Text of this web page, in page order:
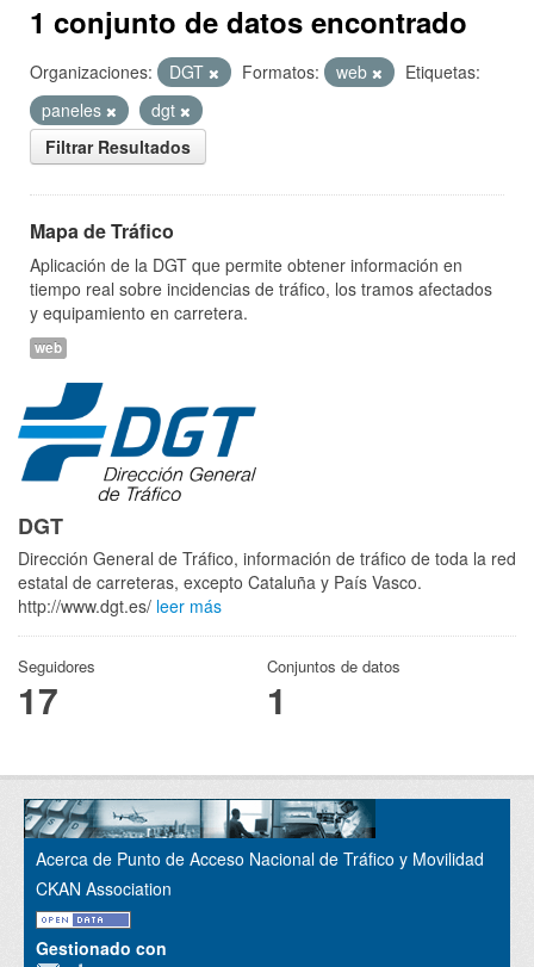
1 conjunto de datos encontrado
Organizaciones: DGT Formatos: web
Etiquetas:
paneles
dgt
Filtrar Resultados
Mapa de Tráfico
Aplicación de la DGT que permite obtener información en
tiempo real sobre incidencias de tráfico, los tramos afectados
y equipamiento en carretera.
web
DGT
Dirección General de Tráfico, información de tráfico de toda la red
estatal de carreteras, excepto Cataluña y País Vasco.
http://www.dgt.es/ leer más
Seguidores
17
Conjuntos de datos
1
Acerca de Punto de Acceso Nacional de Tráfico y Movilidad
CKAN Association
Gestionado con